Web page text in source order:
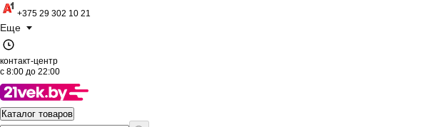
+375 29 302 10 21
Еще
контакт-центр
с 8:00 до 22:00
Каталог товаров